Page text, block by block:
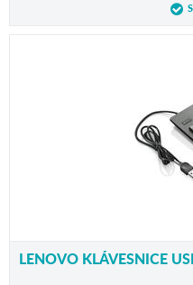
LENOVO KLÁVESNICE